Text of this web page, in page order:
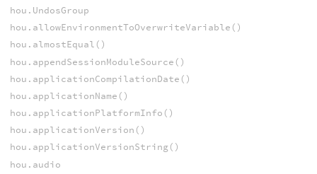
hou.UndosGroup
hou.allowEnvironmentToOverwriteVariable()
hou.almostEqual()
hou.appendSessionModuleSource()
hou.applicationCompilationDate()
hou.applicationName()
hou.applicationPlatformInfo()
hou.applicationVersion()
hou.applicationVersionString()
hou.audio